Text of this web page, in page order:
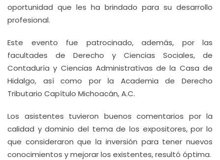
oportunidad que les ha brindado para su desarrollo
profesional.
Este evento fue patrocinado, además, por las
facultades de Derecho y Ciencias Sociales, de
Contaduría y Ciencias Administrativas de la Casa de
Hidalgo, así como por la Academia de Derecho
Tributario Capítulo Michoacán, A.C.
Los asistentes tuvieron buenos comentarios por la
calidad y dominio del tema de los expositores, por lo
que consideraron que la inversión para tener nuevos
conocimientos y mejorar los existentes, resultó óptima.